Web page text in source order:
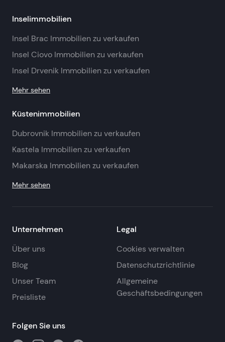
Inselimmobilien
Insel Brac Immobilien zu verkaufen
Insel Ciovo Immobilien zu verkaufen
Insel Drvenik Immobilien zu verkaufen
Mehr sehen
Küstenimmobilien
Dubrovnik Immobilien zu verkaufen
Kastela Immobilien zu verkaufen
Makarska Immobilien zu verkaufen
Mehr sehen
Unternehmen
Über uns
Blog
Unser Team
Preisliste
Legal
Cookies verwalten
Datenschutzrichtlinie
Allgemeine
Geschäftsbedingungen
Folgen Sie uns